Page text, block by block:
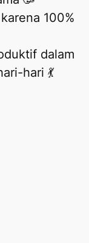
100%
dalam
hari 💃